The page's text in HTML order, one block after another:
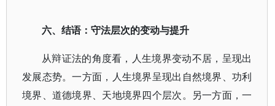
六、结语：守法层次的变动与提升
从辩证法的角度看，人生境界变动不居，呈现出
发展态势。一方面，人生境界呈现出自然境界、功利
境界、道德境界、天地境界四个层次。另一方面，一